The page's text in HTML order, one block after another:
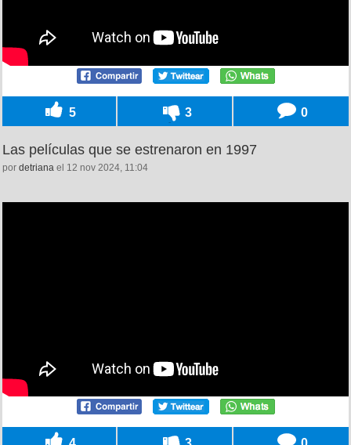
5 3 0
Las películas que se estrenaron en 1997
por detriana el 12 nov 2024, 11:04